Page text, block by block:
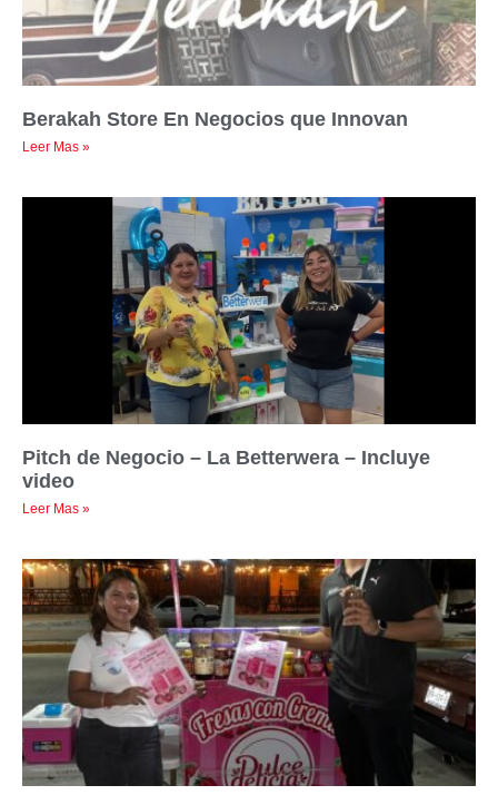
Berakah Store En Negocios que Innovan
Leer Mas »
Pitch de Negocio – La Betterwera – Incluye
video
Leer Mas »